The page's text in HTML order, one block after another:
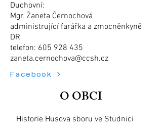
Duchovní:
Mgr. Žaneta Černochová
administrující farářka a zmocněnkyně
DR
telefon: 605 928 435
zaneta.cernochova@ccsh.cz
Facebook
O OBCI
Historie Husova sboru ve Studnici